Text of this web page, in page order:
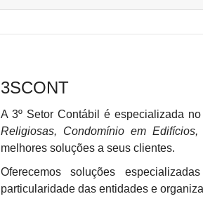
3SCONT
A 3º Setor Contábil é especializada
Religiosas, Condomínio em
melhores soluções a seus clientes.
Oferecemos soluções
particularidade das entidades e